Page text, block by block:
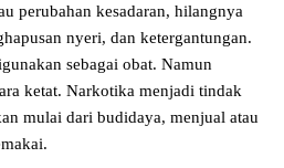
perubahan kesadaran, hilangnya
nyeri, dan ketergantungan.
sebagai obat. Namun
ketat. Narkotika menjadi tindak
mulai dari budidaya, menjual atau